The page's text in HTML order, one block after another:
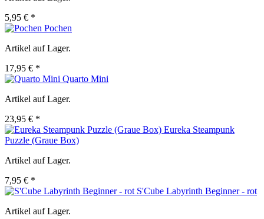
5,95 € *
Pochen
Artikel auf Lager.
17,95 € *
Quarto Mini
Artikel auf Lager.
23,95 € *
Eureka Steampunk
Puzzle (Graue Box)
Artikel auf Lager.
7,95 € *
S'Cube Labyrinth Beginner - rot
Artikel auf Lager.